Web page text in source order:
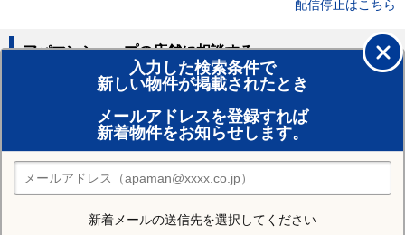
配信停止はこちら
入力した検索条件で
新しい物件が掲載されたとき
メールアドレスを登録すれば
新着物件をお知らせします。
新着メールの送信先を選択してください
アパマンショップの店舗に相談する
賃貸のプロがお部屋探し！
おまかせ物件リクエスト
住みたい街の店舗を探す
店舗検索
住む街研究所で砂川市の情報を見る